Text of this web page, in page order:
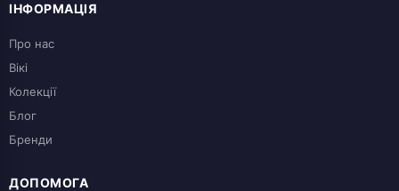
ІНФОРМАЦІЯ
Про нас
Вікі
Колекції
Блог
Бренди
ДОПОМОГА